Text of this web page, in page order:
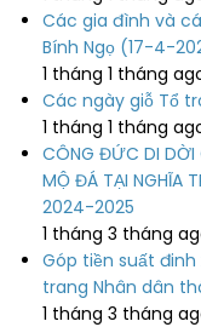
Các gia đình và
Bính Ngọ (17-4-
1 tháng 1 tháng
Các ngày giỗ Tổ
1 tháng 1 tháng
CÔNG ĐỨC DI DỜI
MỘ ĐÁ TẠI NGHĨA
2024-2025
1 tháng 3 tháng
Góp tiền suất
trang Nhân dân
1 tháng 3 tháng